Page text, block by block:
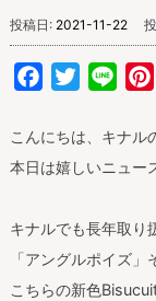
投稿日: 2021-11-22
FacebookTwitterLine
こんにちは、キナル
本日は嬉しいニュー
キナルでも長年取り
「アングルポイズ
こちらの新色